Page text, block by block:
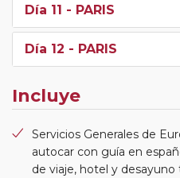
Día 11 - PARIS
Día 12 - PARIS
Incluye
Servicios Generales de
autocar con guía en
de viaje, hotel y